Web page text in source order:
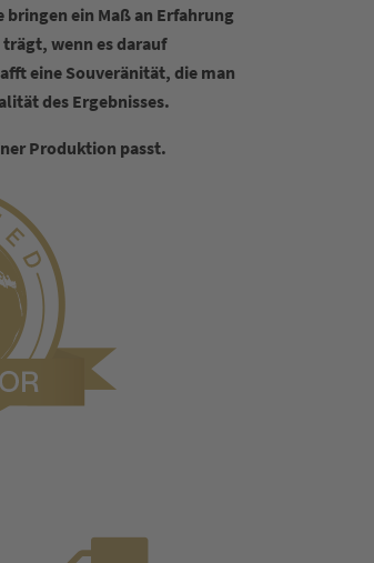
ein Maß an Erfahrung
wenn es darauf
eine Souveränität, die man
des Ergebnisses.
Produktion passt.